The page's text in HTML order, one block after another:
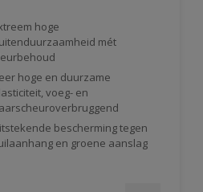
hoge
mét
hoge en duurzame
voeg- en
bescherming tegen
en groene aanslag